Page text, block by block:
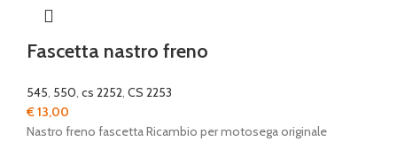
Fascetta nastro freno
545, 550, cs 2252, CS 2253
€13,00
Nastro freno fascetta Ricambio per motosega originale